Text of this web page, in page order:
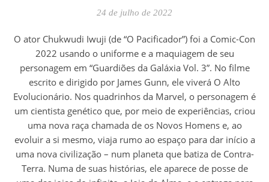
24 de julho de 2022
O ator Chukwudi Iwuji (de “O Pacificador”) foi a Comic-Con
2022 usando o uniforme e a maquiagem de seu
personagem em “Guardiões da Galáxia Vol. 3”. No filme
escrito e dirigido por James Gunn, ele viverá O Alto
Evolucionário. Nos quadrinhos da Marvel, o personagem é
um cientista genético que, por meio de experiências, criou
uma nova raça chamada de os Novos Homens e, ao
evoluir a si mesmo, viaja rumo ao espaço para dar início a
uma nova civilização – num planeta que batiza de Contra-
Terra. Numa de suas histórias, ele aparece de posse de